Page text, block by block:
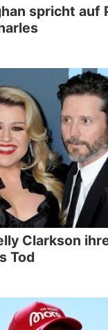
spricht auf
Clarkson
Tod